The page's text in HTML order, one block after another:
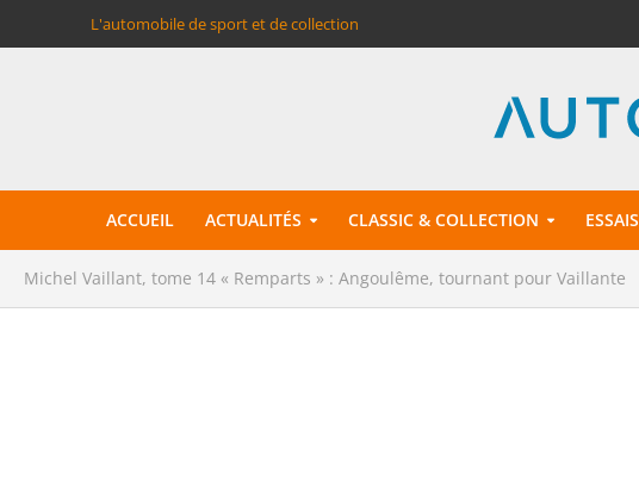
L'automobile de sport et de collection
ACCUEIL ACTUALITÉS CLASSIC & COLLECTION ESSAIS
Michel Vaillant, tome 14 « Remparts » : Angoulême, tournant pour Vaillante